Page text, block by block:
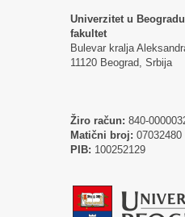
Univerzitet u
fakultet
Bulevar kralja
11120 Beograd, Srbija
Žiro račun: 840-
Matični broj: 07032480
PIB: 100252129